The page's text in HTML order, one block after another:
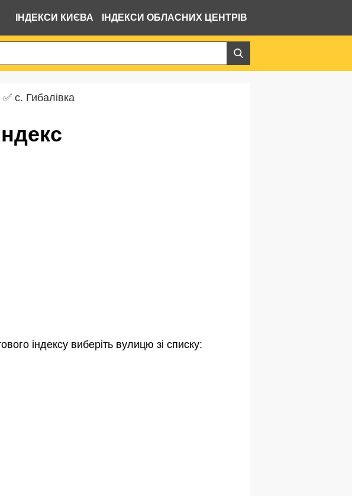
ІНДЕКСИ КИЄВА ІНДЕКСИ ОБЛАСНИХ ЦЕНТРІВ
✅ с. Гибалівка
індексу виберіть вулицю зі списку: